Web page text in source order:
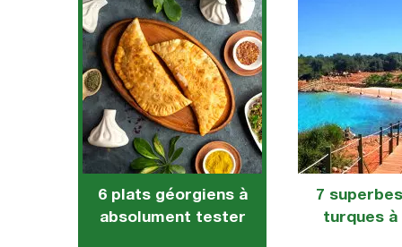
6 plats géorgiens à
absolument tester
7
turques